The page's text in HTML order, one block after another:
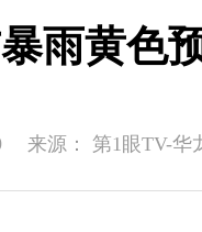
雨黄色
来源： 第1眼TV-华